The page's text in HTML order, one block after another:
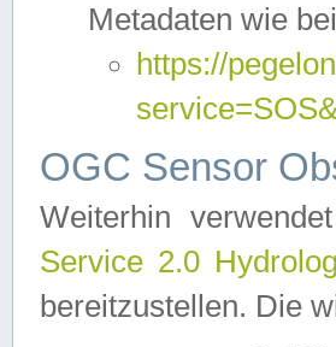
Metadaten wie
https://
OGC Sensor
Weiterhin
Service 2.0
bereitzustellen. Die